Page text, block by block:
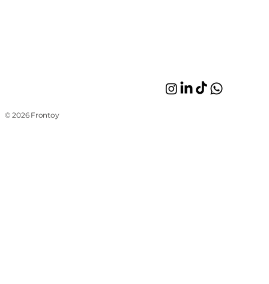
© 2026 Frontoy